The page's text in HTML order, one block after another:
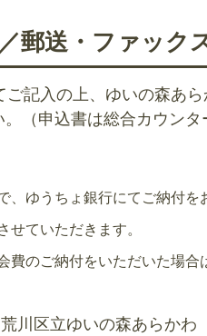
郵送・ファック
記入の上、ゆいの森あ
（申込書は総合カウン
、ゆうちょ銀行にてご納付
ていただきます。
費のご納付をいただいた場
川区立ゆいの森あらかわ